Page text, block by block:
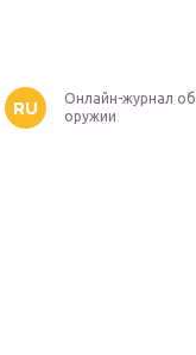
RU
Онлайн-журнал об
оружии